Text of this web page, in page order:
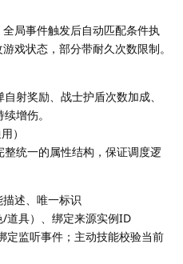
局事件触发后自动匹配条件执
戏状态，部分带耐久次数限制。
射奖励、战士护盾次数加成、
增伤。
）
统一的属性结构，保证调度逻
述、唯一标识
道具）、绑定来源实例ID
定监听事件；主动技能校验当前